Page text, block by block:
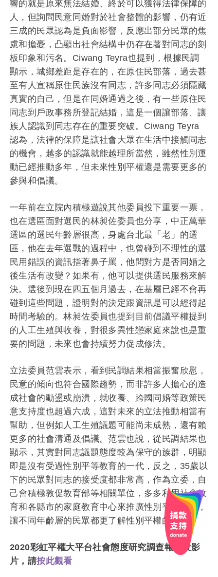
響的就是原來無法結婚、終於可以獲得法律保障的
人， 但詢問民意同婚對於社會整體的影響， 仍有近
三成的民眾認為是負面影響，反應出部分民眾的焦
慮和擔憂， 凸顯出社會結構中仍存在著對同志的刻
板印象和污名。Ciwang Teyra也提到，根據民調
顯示，城鄉差距是存在的， 在原住民部落，過去甚
至有人宣稱原住民族沒有同志， 許多同志必須隱藏
真實的自己，但是在同婚通過之後，有一些原住民
同志到戶政事務所登記結婚，這是一個讓部落、讓
族人認識到同志存在的重要突破。Ciwang Teyra
認為，法律的保障是讓社會大眾在生活中接觸同志
的機會， 越多的認識就能越理所當然，雖然性別運
動已經推動多年，但未來性別平權還是需要更多的
參與和倡議。
一年前在立院內積極遊說其他委員投下重要一票，
也在選區面對選民的林昶佐委員也分享， 中正萬華
選區的選民年齡層很高，身處台北最「老」的選
區， 他在去年選戰的過程中，也曾碰到不理性的選
民用錯誤的資訊指著鼻子罵，他問對方是否同婚之
後生活有改變？如果有，他可以提供選民服務來解
決。選後到現在四五個月過去， 在基層已經不會再
碰到這些問題， 證明對的決定跟資訊是可以經得起
時間考驗的。林昶佐委員也提到目前倡議平權提到
的人工生殖與收養， 對很多異性戀家庭來說也是重
要的問題， 未來也會持續努力促成修法。
立法委員范雲表示，看到民調結果相當振奮欣慰，
民意的傾向也符合國際趨勢，而非許多人擔心的造
成社會的動盪或崩潰，就收養、 跨國同婚等政策民
意支持度也超過六成， 這對未來的立法推動相當有
幫助，但例如人工生殖議題可能尚未成熟，還有賴
更多的社會溝通及倡議。范雲也說，從民調結果也
顯示，其實對同志議題態度較為保守的族群， 明顯
即是沒有受過性別平等教育的一代，反之， 35歲以
下的民眾對同志的接受度都非常高，作為立委， 自
己會積極敦促教育部等相關單位， 多多利用社會教
育和各縣市的家庭教育中心來推廣性別平等教育，
讓不同年齡層的民眾都更了解性別平權的重要。
2020彩虹平權大平台社會態度研究調查報告投影
片，請按此觀看